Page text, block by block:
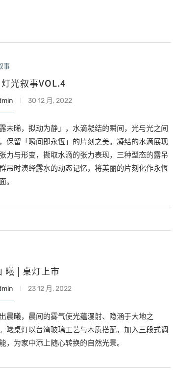
事
光叙事VOL.4
30 12 月, 2022
露未晞，拟动为静」，水滴凝结的瞬间，光与光之间
保留「瞬间即永恆」的片刻之美。凝结的水滴展现
力与形变，撷取水滴的张力表现，三种型态的露吊
吊时演绎露水的动态记忆，将美丽的片刻化作永恆
。
曦 | 桌灯上市
23 12 月, 2022
出晨曦，晨间的雾气使光蕴漫射、隐涵于大地之
。曦桌灯以台湾玻璃工艺与木质搭配，加入三段式调
，为家中添上随心转换的自然光景。